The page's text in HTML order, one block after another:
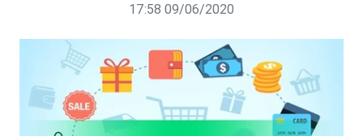
17:58 09/06/2020